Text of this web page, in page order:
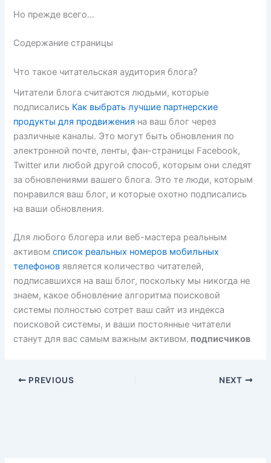
Но прежде всего…
Содержание страницы
Что такое читательская аудитория блога?
Читатели блога считаются людьми, которые
подписались Как выбрать лучшие партнерские
продукты для продвижения на ваш блог через
различные каналы. Это могут быть обновления по
электронной почте, ленты, фан-страницы Facebook,
Twitter или любой другой способ, которым они следят
за обновлениями вашего блога. Это те люди, которым
понравился ваш блог, и которые охотно подписались
на ваши обновления.
Для любого блогера или веб-мастера реальным
активомсписок реальных номеров мобильных
телефонов является количество читателей,
подписавшихся на ваш блог, поскольку мы никогда не
знаем, какое обновление алгоритма поисковой
системы полностью сотрет ваш сайт из индекса
поисковой системы, и ваши постоянные читатели
станут для вас самым важным активом. подписчиков
PREVIOUS NEXT